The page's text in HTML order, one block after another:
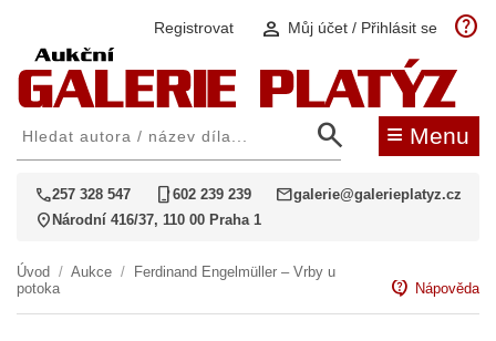
Registrovat person Můj účet / Přihlásit se help
search ≡ Menu
call257 328 547 phone_iphone602 239 239 mailgalerie@galerieplatyz.cz
location_on Národní 416/37, 110 00 Praha 1
Úvod / Aukce /
Ferdinand Engelmüller – Vrby u
potoka
contact_support Nápověda